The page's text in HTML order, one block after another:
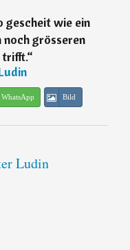
gescheit wie ein
noch grösseren
trifft.“
WhatsApp Bild
Ludin